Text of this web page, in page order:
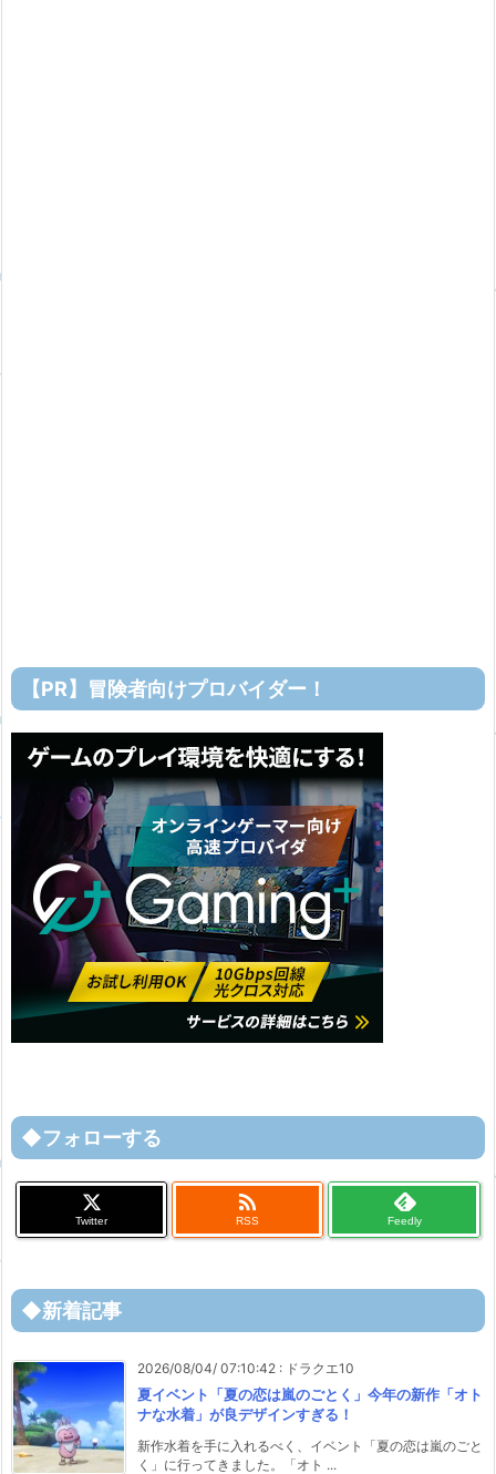
【PR】冒険者向けプロバイダー！
◆フォローする
Twitter

RSS Feedly
◆新着記事
2026/08/04/ 07:10:42 : ドラクエ10
夏イベント「夏の恋は嵐のごとく」今年の新作「オト
ナな水着」が良デザインすぎる！
新作水着を手に入れるべく、イベント「夏の恋は嵐のごと
く」に行ってきました。「オト ...